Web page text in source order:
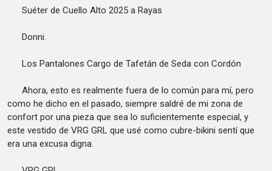
Suéter de Cuello Alto 2025 a Rayas
Donni.
Los Pantalones Cargo de Tafetán de Seda con Cordón
Ahora, esto es realmente fuera de lo común para mí, pero
como he dicho en el pasado, siempre saldré de mi zona de
confort por una pieza que sea lo suficientemente especial, y
este vestido de VRG GRL que usé como cubre-bikini sentí que
era una excusa digna.